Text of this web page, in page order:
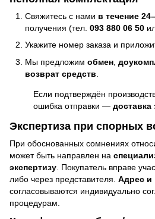
Свяжитесь с нами в течение
получения (тел. 093 880 06 50
Укажите номер заказа и
Мы предложим обмен
возврат средств
Если подтверждён
ошибка отправки — доставка
Экспертиза при спорных
При обоснованных сомнениях
может быть направлен на
экспертизу . Покупатель вправе
либо через представителя. Адрес и
согласовываются индивидуально
процедурам.